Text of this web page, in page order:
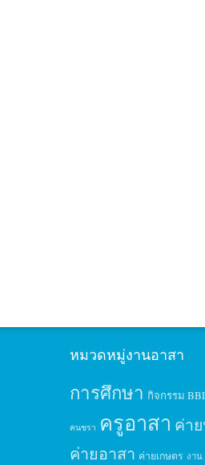
หมวดหมู่งานอาสา
การศึกษา กิจกรรม
คนชรา ครูอาสา ค่า
ค่ายอาสา ค่ายเกษตร งาน